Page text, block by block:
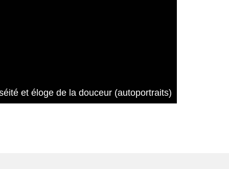
et éloge de la douceur (autoportraits)